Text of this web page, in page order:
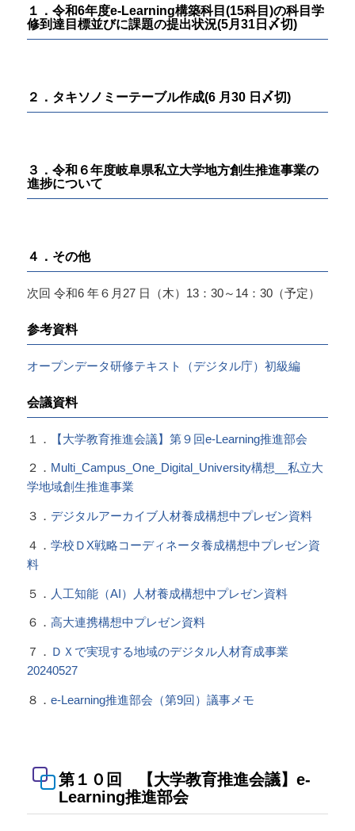
１．令和6年度e-Learning構築科目(15科目)の科目学
修到達目標並びに課題の提出状況(5月31日〆切)
２．タキソノミーテーブル作成(6 月30 日〆切)
３．令和６年度岐阜県私立大学地方創生推進事業の
進捗について
４．その他
次回 令和6 年６月27 日（木）13：30～14：30（予定）
参考資料
オープンデータ研修テキスト（デジタル庁）初級編
会議資料
１． 【大学教育推進会議】第９回e-Learning推進部会
２． Multi_Campus_One_Digital_University構想__私立大
学地域創生推進事業
３． デジタルアーカイブ人材養成構想中プレゼン資料
４． 学校ＤX戦略コーディネータ養成構想中プレゼン資
料
５． 人工知能（AI）人材養成構想中プレゼン資料
６． 高大連携構想中プレゼン資料
７． ＤＸで実現する地域のデジタル人材育成事業
20240527
８． e-Learning推進部会（第9回）議事メモ
第１０回 【大学教育推進会議】e-
Learning推進部会